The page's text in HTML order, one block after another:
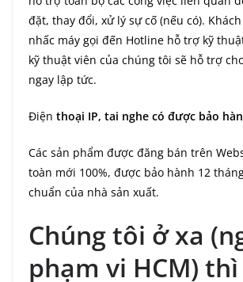
đặt, thay đổi, xử lý sự cố (nếu có).
nhấc máy gọi đến Hotline hỗ trợ kỹ
kỹ thuật viên của chúng tôi sẽ hỗ trợ
ngay lập tức.
Điện thoại IP, tai nghe có được bảo
Các sản phẩm được đăng bán trên
toàn mới 100%, được bảo hành 12
chuẩn của nhà sản xuất.
Chúng tôi ở xa
phạm vi HCM)